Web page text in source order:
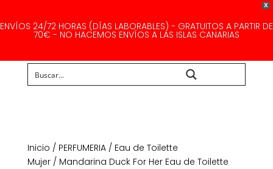
X
ENVÍOS 24/72 HORAS (DÍAS LABORABLES) - GRATUITOS A PARTIR DE
70€ - NO HACEMOS ENVÍOS A LAS ISLAS CANARIAS
Inicio / PERFUMERIA/ Eau de Toilette
Mujer/ Mandarina Duck For Her Eau de Toilette